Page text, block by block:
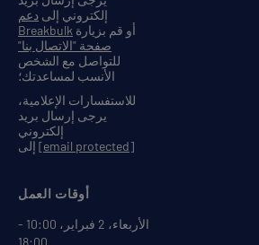
أوقات العمل
الأربعاء، 2 فبراير، 10:00 -
إلكتروني إلى دعم
Breakbulk أو قم بزيارة
صفحة "الاتصال بنا"
للتواصل مع الشخص
الأنسب لمساعدتك؛
للاستفسارات الإعلامية،
يرجى إرسال بريد
إلكتروني
[email protected]